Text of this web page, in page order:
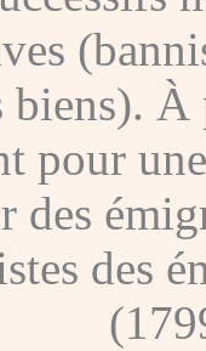
biens).
pour
des
des